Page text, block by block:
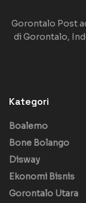
Gorontalo Post
di Gorontalo,
Kategori
Boalemo
Bone Bolango
Disway
Ekonomi Bisnis
Gorontalo Utara